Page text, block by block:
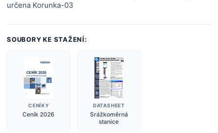
určena Korunka-03
SOUBORY KE STAŽENÍ:
CENÍKY
Ceník 2026
DATASHEET
Srážkoměrná
stanice